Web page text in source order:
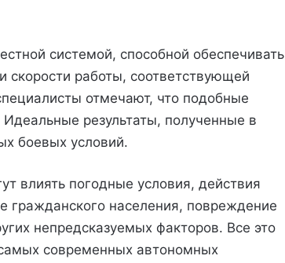
системой, способной обеспечивать
скорости работы, соответствующей
отмечают, что подобные
результаты, полученные в
боевых условий.
влиять погодные условия, действия
гражданского населения, повреждение
непредсказуемых факторов. Все это
современных автономных